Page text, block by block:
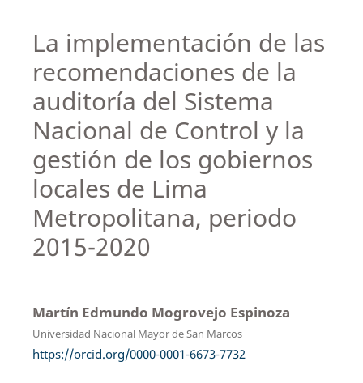
La implementación de las
recomendaciones de la
auditoría del Sistema
Nacional de Control y la
gestión de los gobiernos
locales de Lima
Metropolitana, periodo
2015-2020
Martín Edmundo Mogrovejo Espinoza
Universidad Nacional Mayor de San Marcos
https://orcid.org/0000-0001-6673-7732